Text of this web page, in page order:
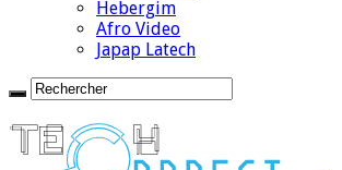
Hebergim
Afro Video
Japap Latech